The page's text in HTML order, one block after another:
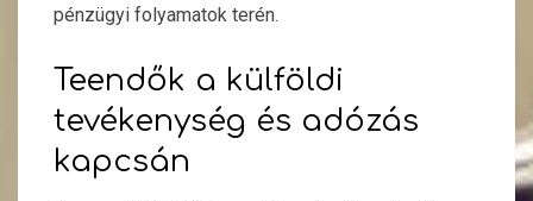
pénzügyi folyamatok terén.
Teendők a külföldi
tevékenység és adózás
kapcsán